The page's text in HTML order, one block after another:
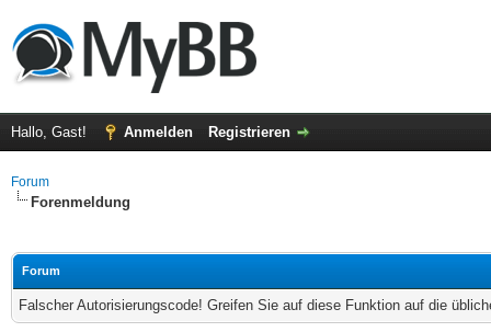
Hallo, Gast! Anmelden Registrieren
Forum
Forenmeldung
Forum
Falscher Autorisierungscode! Greifen Sie auf diese Funktion auf die